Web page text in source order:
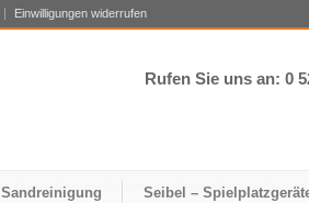
Einwilligungen widerrufen
Rufen Sie uns an: 0
Sandreinigung Seibel –